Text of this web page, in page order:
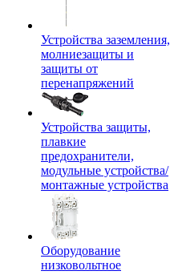
Устройства заземления,
молниезащиты и
защиты от
перенапряжений
Устройства защиты,
плавкие
предохранители,
модульные устройства/
монтажные устройства
Оборудование
низковольтное